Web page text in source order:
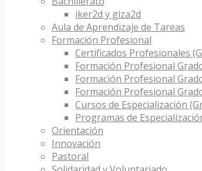
iker2d y giza2d
Aula de Aprendizaje de Tareas
Formación Profesional
Certificados Profesionales
Formación Profesional
Formación Profesional
Formación Profesional
Cursos de Especialización
Programas de
Orientación
Innovación
Pastoral